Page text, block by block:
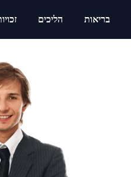
בריאות הליכים